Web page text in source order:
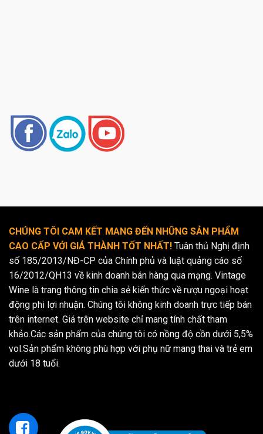
CHÚNG TÔI CAM KẾT MANG ĐẾN NHỮNG SẢN PHẨM
CAO CẤP VỚI GIÁ THÀNH TỐT NHẤT! Tuân thủ Nghị định
số 185/2013/NĐ-CP của Chính phủ và luật quảng cáo số
16/2012/QH13 về kinh doanh bán hàng qua mạng. Vintage
Wine là trang thông tin chia sẻ kiến thức về rượu ngoại hoạt
động phi lợi nhuận. Chúng tôi không kinh doanh trực tiếp bán
trên internet. Giá trên website chỉ mang tính chất tham
khảo.Các sản phẩm của chúng tôi có nồng độ cồn dưới 5,5%
vol.Sản phẩm không phù hợp với phụ nữ mang thai và trẻ em
dưới 18 tuổi.